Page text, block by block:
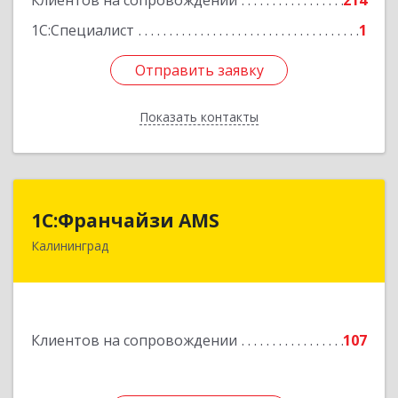
1С:Специалист
1
Отправить заявку
Показать контакты
Отправить заявку
Назад
1С:Франчайзи AMS
Калининград
Клиентов на сопровождении 107
238325, Калининградская обл, Гурьевский р-н,